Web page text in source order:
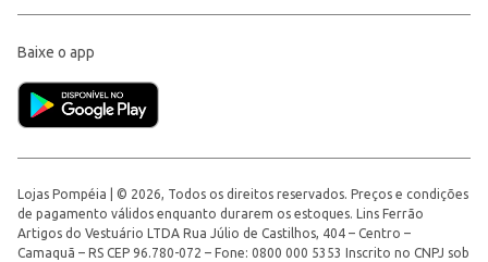
Baixe o app
Lojas Pompéia | © 2026, Todos os direitos reservados. Preços e condições
de pagamento válidos enquanto durarem os estoques. Lins Ferrão
Artigos do Vestuário LTDA Rua Júlio de Castilhos, 404 – Centro –
Camaquã – RS CEP 96.780-072 – Fone: 0800 000 5353 Inscrito no CNPJ sob